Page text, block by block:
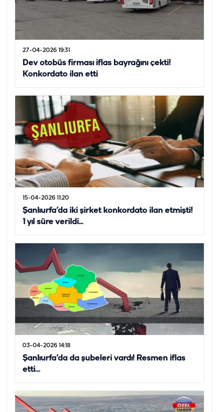
27-04-2026 19:31
Dev otobüs firması iflas bayrağını çekti!
Konkordato ilan etti
15-04-2026 11:20
Şanlıurfa’da iki şirket konkordato ilan etmişti!
1 yıl süre verildi...
03-04-2026 14:18
Şanlıurfa’da da şubeleri vardı! Resmen iflas
etti…